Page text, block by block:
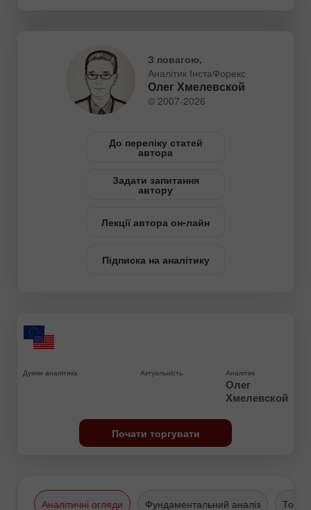
З повагою,
Аналітик ІнстаФорекс
Олег Хмелевской
© 2007-2026
До переліку статей
автора
Задати запитання
автору
Лекції автора он-лайн
Підписка на аналітику
Думки аналітика Актуальність Аналітик
Олег
Хмелевской
Почати торгувати
Аналітичні огляди Фундаментальний аналіз